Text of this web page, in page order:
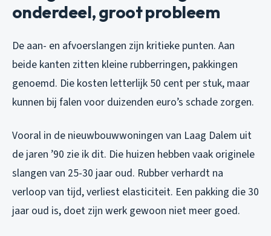
onderdeel, groot probleem
De aan- en afvoerslangen zijn kritieke punten. Aan
beide kanten zitten kleine rubberringen, pakkingen
genoemd. Die kosten letterlijk 50 cent per stuk, maar
kunnen bij falen voor duizenden euro’s schade zorgen.
Vooral in de nieuwbouwwoningen van Laag Dalem uit
de jaren ’90 zie ik dit. Die huizen hebben vaak originele
slangen van 25-30 jaar oud. Rubber verhardt na
verloop van tijd, verliest elasticiteit. Een pakking die 30
jaar oud is, doet zijn werk gewoon niet meer goed.